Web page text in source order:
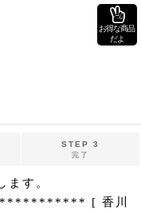
お得な商品
だよ
STEP 3
完了
ます。
[ 香川